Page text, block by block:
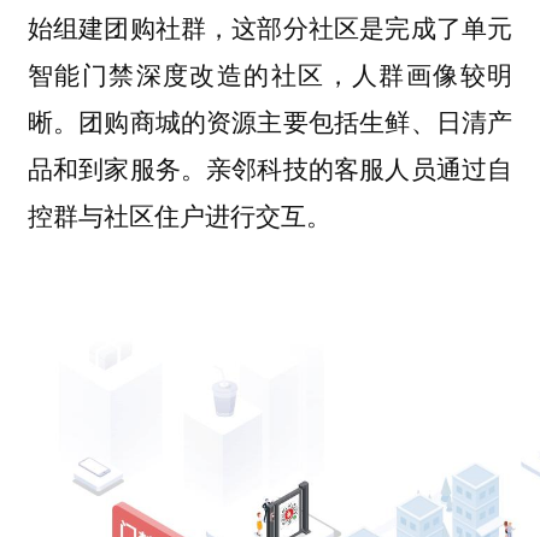
始组建团购社群，这部分社区是完成了单元
智能门禁深度改造的社区，人群画像较明
晰。团购商城的资源主要包括生鲜、日清产
品和到家服务。亲邻科技的客服人员通过自
控群与社区住户进行交互。